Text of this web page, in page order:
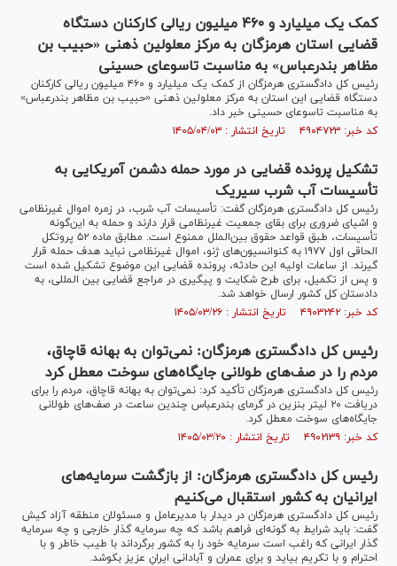
کمک یک میلیارد و ۴۶۰ میلیون ریالی کارکنان دستگاه
قضایی استان هرمزگان به مرکز معلولین ذهنی «حبیب بن
مظاهر بندرعباس» به مناسبت تاسوعای حسینی
رئیس کل دادگستری هرمزگان از کمک یک میلیارد و ۴۶۰ میلیون ریالی کارکنان
دستگاه قضایی این استان به مرکز معلولین ذهنی «حبیب بن مظاهر بندرعباس»
به مناسبت تاسوعای حسینی خبر داد.
کد خبر: ۴۹۰۴۷۲۳ تاریخ انتشار : ۱۴۰۵/۰۴/۰۳
تشکیل پرونده قضایی در مورد حمله دشمن آمریکایی به
تأسیسات آب شرب سیریک
رئیس کل دادگستری هرمزگان گفت: تأسیسات آب شرب، در زمره اموال غیرنظامی
و اشیای ضروری برای بقای جمعیت غیرنظامی قرار دارند و حمله به این‌گونه
تأسیسات، طبق قواعد حقوق بین‌الملل ممنوع است. مطابق ماده ۵۲ پروتکل
الحاقی اول ۱۹۷۷ به کنوانسیون‌های ژنو، اموال غیرنظامی نباید هدف حمله قرار
گیرند. از ساعات اولیه این حادثه، پرونده قضایی این موضوع تشکیل شده است
و پس از تکمیل، برای طرح شکایت و پیگیری در مراجع قضایی بین المللی، به
دادستان کل کشور ارسال خواهد شد.
کد خبر: ۴۹۰۳۲۴۲ تاریخ انتشار : ۱۴۰۵/۰۳/۲۶
رئیس کل دادگستری هرمزگان: نمی‌توان به بهانه قاچاق،
مردم را در صف‌های طولانی جایگاه‌های سوخت معطل کرد
رئیس کل دادگستری هرمزگان تأکید کرد: نمی‌توان به بهانه قاچاق، مردم را برای
دریافت ۲۰ لیتر بنزین در گرمای بندرعباس چندین ساعت در صف‌های طولانی
جایگاه‌های سوخت معطل کرد.
کد خبر: ۴۹۰۲۱۳۹ تاریخ انتشار : ۱۴۰۵/۰۳/۲۰
رئیس کل دادگستری هرمزگان: از بازگشت سرمایه‌های
ایرانیان به کشور استقبال می‌کنیم
رئیس کل دادگستری هرمزگان در دیدار با مدیرعامل و مسئولان منطقه آزاد کیش
گفت: باید شرایط به گونه‌ای فراهم باشد که چه سرمایه گذار خارجی و چه سرمایه
گذار ایرانی که راغب است سرمایه خود را به کشور برگرداند با طیب خاطر و با
احترام و با تکریم بیاید و برای عمران و آبادانی ایرانِ عزیز بکوشد.